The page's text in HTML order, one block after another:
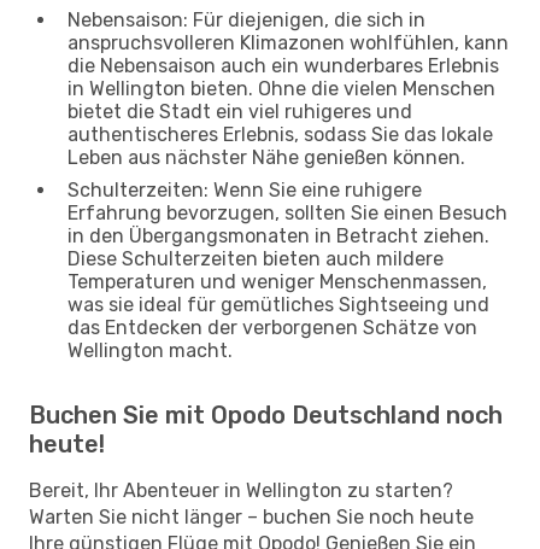
Nebensaison: Für diejenigen, die sich in
anspruchsvolleren Klimazonen wohlfühlen, kann
die Nebensaison auch ein wunderbares Erlebnis
in Wellington bieten. Ohne die vielen Menschen
bietet die Stadt ein viel ruhigeres und
authentischeres Erlebnis, sodass Sie das lokale
Leben aus nächster Nähe genießen können.
Schulterzeiten: Wenn Sie eine ruhigere
Erfahrung bevorzugen, sollten Sie einen Besuch
in den Übergangsmonaten in Betracht ziehen.
Diese Schulterzeiten bieten auch mildere
Temperaturen und weniger Menschenmassen,
was sie ideal für gemütliches Sightseeing und
das Entdecken der verborgenen Schätze von
Wellington macht.
Buchen Sie mit Opodo Deutschland noch
heute!
Bereit, Ihr Abenteuer in Wellington zu starten?
Warten Sie nicht länger – buchen Sie noch heute
Ihre günstigen Flüge mit Opodo! Genießen Sie ein